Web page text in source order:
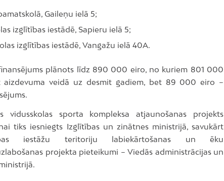
Gaileņu ielā 5;
izglītības iestādē, Sapieru ielā 5;
izglītības iestādē, Vangažu ielā 40A.
plānots līdz 890 000 eiro, no kuriem 801 000
aizdevuma veidā uz desmit gadiem, bet 89 000 eiro –
vidusskolas sporta kompleksa atjaunošanas projekts
tiks iesniegts Izglītības un zinātnes ministrijā, savukārt
iestāžu teritoriju labiekārtošanas un ēku
projekta pieteikumi – Viedās administrācijas un